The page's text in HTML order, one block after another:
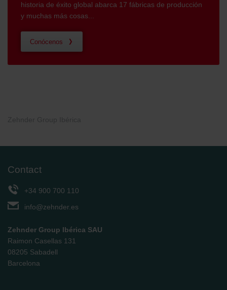
historia de éxito global abarca 17 fábricas de producción
y muchas más cosas...
Conócenos
Contact
+34 900 700 110
info@zehnder.es
Zehnder Group Ibérica SAU
Raimon Casellas 131
08205 Sabadell
Barcelona